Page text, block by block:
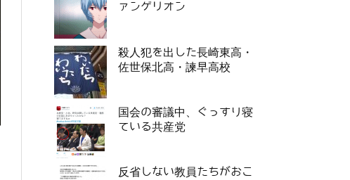
ァンゲリオン
殺人犯を出した長崎東高・
佐世保北高・諫早高校
国会の審議中、ぐっすり寝
ている共産党
反省しない教員たちがおこ